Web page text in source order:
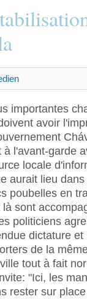
importantes
avoir
l'avant-garde
locale
aurait lieu
poubelles en
sont
politiciens
dictature
de la
tout à fait
"Ici, les
rester sur